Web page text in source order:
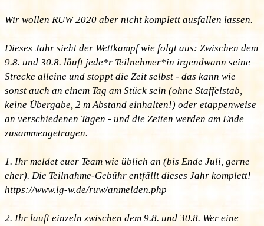
Wir wollen RUW 2020 aber nicht komplett ausfallen lassen.
Dieses Jahr sieht der Wettkampf wie folgt aus: Zwischen dem
9.8. und 30.8. läuft jede*r Teilnehmer*in irgendwann seine
Strecke alleine und stoppt die Zeit selbst - das kann wie
sonst auch an einem Tag am Stück sein (ohne Staffelstab,
keine Übergabe, 2 m Abstand einhalten!) oder etappenweise
an verschiedenen Tagen - und die Zeiten werden am Ende
zusammengetragen.
1. Ihr meldet euer Team wie üblich an (bis Ende Juli, gerne
eher). Die Teilnahme-Gebühr entfällt dieses Jahr komplett!
https://www.lg-w.de/ruw/anmelden.php
2. Ihr lauft einzeln zwischen dem 9.8. und 30.8. Wer eine